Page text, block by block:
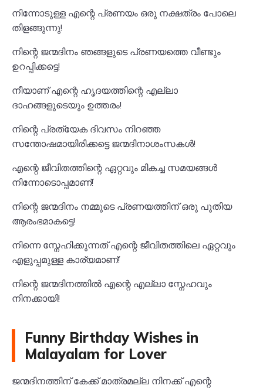
നിന്നോടുള്ള എന്റെ പ്രണയം ഒരു നക്ഷത്രം പോലെ
തിളങ്ങുന്നു!
നിന്റെ ജന്മദിനം ഞങ്ങളുടെ പ്രണയത്തെ വീണ്ടും
ഉറപ്പിക്കട്ടെ!
നീയാണ് എന്റെ ഹൃദയത്തിന്റെ എല്ലാ
ദാഹങ്ങളുടെയും ഉത്തരം!
നിന്റെ പ്രത്യേക ദിവസം നിറഞ്ഞ
സന്തോഷമായിരിക്കട്ടെ ജന്മദിനാശംസകൾ!
എന്റെ ജീവിതത്തിന്റെ ഏറ്റവും മികച്ച സമയങ്ങൾ
നിന്നോടൊപ്പമാണ്!
നിന്റെ ജന്മദിനം നമ്മുടെ പ്രണയത്തിന് ഒരു പുതിയ
ആരംഭമാകട്ടെ!
നിന്നെ സ്നേഹിക്കുന്നത് എന്റെ ജീവിതത്തിലെ ഏറ്റവും
എളുപ്പമുള്ള കാര്യമാണ്!
നിന്റെ ജന്മദിനത്തിൽ എന്റെ എല്ലാ സ്നേഹവും
നിനക്കായി!
Funny Birthday Wishes in
Malayalam for Lover
ജന്മദിനത്തിന് കേക്ക് മാത്രമല്ല നിനക്ക് എന്റെ